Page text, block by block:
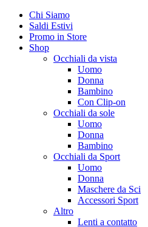
Chi Siamo
Saldi Estivi
Promo in Store
Shop
Occhiali da vista
Uomo
Donna
Bambino
Con Clip-on
Occhiali da sole
Uomo
Donna
Bambino
Occhiali da Sport
Uomo
Donna
Maschere da Sci
Accessori Sport
Altro
Lenti a contatto